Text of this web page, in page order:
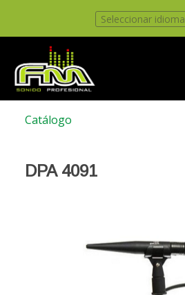
Seleccionar idioma
Catálogo
DPA 4091